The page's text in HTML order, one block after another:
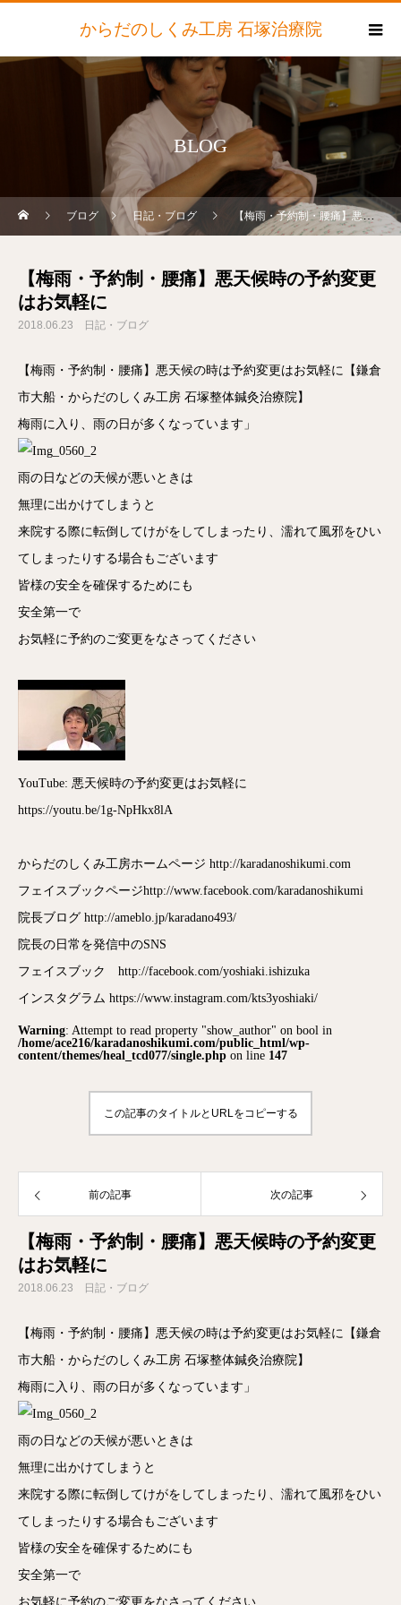
からだのしくみ工房 石塚治療院
BLOG
ブログ 日記・ブログ 【梅雨・予約制・腰痛】悪天候時の予約変更はお気軽に
【梅雨・予約制・腰痛】悪天候時の予約変更
はお気軽に
2018.06.23 日記・ブログ
【梅雨・予約制・腰痛】悪天候の時は予約変更はお気軽に【鎌倉
市大船・からだのしくみ工房 石塚整体鍼灸治療院】
梅雨に入り、雨の日が多くなっています」
雨の日などの天候が悪いときは
無理に出かけてしまうと
来院する際に転倒してけがをしてしまったり、濡れて風邪をひい
てしまったりする場合もございます
皆様の安全を確保するためにも
安全第一で
お気軽に予約のご変更をなさってください
YouTube: 悪天候時の予約変更はお気軽に
https://youtu.be/1g-NpHkx8lA
からだのしくみ工房ホームページ http://karadanoshikumi.com
フェイスブックページhttp://www.facebook.com/karadanoshikumi
院長ブログ http://ameblo.jp/karadano493/
院長の日常を発信中のSNS
フェイスブック http://facebook.com/yoshiaki.ishizuka
インスタグラム https://www.instagram.com/kts3yoshiaki/
Warning: Attempt to read property "show_author" on bool in
/home/ace216/karadanoshikumi.com/public_html/wp-
content/themes/heal_tcd077/single.php on line 147
この記事のタイトルとURLをコピーする
前の記事 次の記事
【梅雨・予約制・腰痛】悪天候時の予約変更
はお気軽に
2018.06.23 日記・ブログ
【梅雨・予約制・腰痛】悪天候の時は予約変更はお気軽に【鎌倉
市大船・からだのしくみ工房 石塚整体鍼灸治療院】
梅雨に入り、雨の日が多くなっています」
雨の日などの天候が悪いときは
無理に出かけてしまうと
来院する際に転倒してけがをしてしまったり、濡れて風邪をひい
てしまったりする場合もございます
皆様の安全を確保するためにも
安全第一で
お気軽に予約のご変更をなさってください